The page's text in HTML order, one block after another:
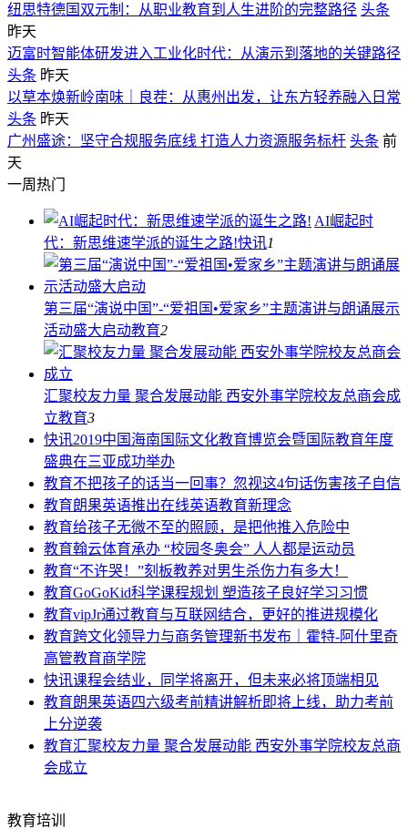
纽思特德国双元制：从职业教育到人生进阶的完整路径 头条
昨天
迈富时智能体研发进入工业化时代：从演示到落地的关键路径
头条 昨天
以草本焕新岭南味｜良茬：从惠州出发，让东方轻养融入日常
头条 昨天
广州盛途：坚守合规服务底线 打造人力资源服务标杆 头条 前
天
一周热门
AI崛起时
代：新思维速学派的诞生之路!快讯1
第三届“演说中国”-“爱祖国•爱家乡”主题演讲与朗诵展示
活动盛大启动教育2
汇聚校友力量 聚合发展动能 西安外事学院校友总商会成
立教育3
快讯2019中国海南国际文化教育博览会暨国际教育年度
盛典在三亚成功举办
教育不把孩子的话当一回事？忽视这4句话伤害孩子自信
教育朗果英语推出在线英语教育新理念
教育给孩子无微不至的照顾，是把他推入危险中
教育翰云体育承办 “校园冬奥会” 人人都是运动员
教育“不许哭！”刻板教养对男生杀伤力有多大！
教育GoGoKid科学课程规划 塑造孩子良好学习习惯
教育vipJr通过教育与互联网结合，更好的推进规模化
教育跨文化领导力与商务管理新书发布｜霍特-阿什里奇
高管教育商学院
快讯课程会结业，同学将离开，但未来必将顶端相见
教育朗果英语四六级考前精讲解析即将上线，助力考前
上分逆袭
教育汇聚校友力量 聚合发展动能 西安外事学院校友总商
会成立
教育培训